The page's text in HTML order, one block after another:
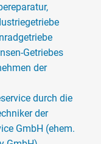
Getriebes
der
durch die
der
GmbH (ehem.